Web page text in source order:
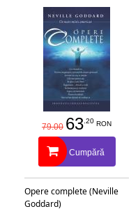
79.00 63.20 RON
Cumpără
Opere complete (Neville
Goddard)